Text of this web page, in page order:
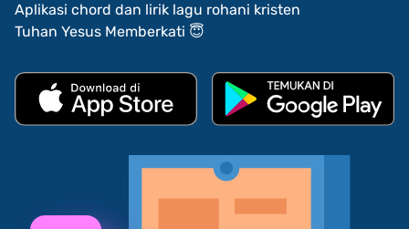
Aplikasi chord dan lirik lagu rohani kristen
Tuhan Yesus Memberkati 😇